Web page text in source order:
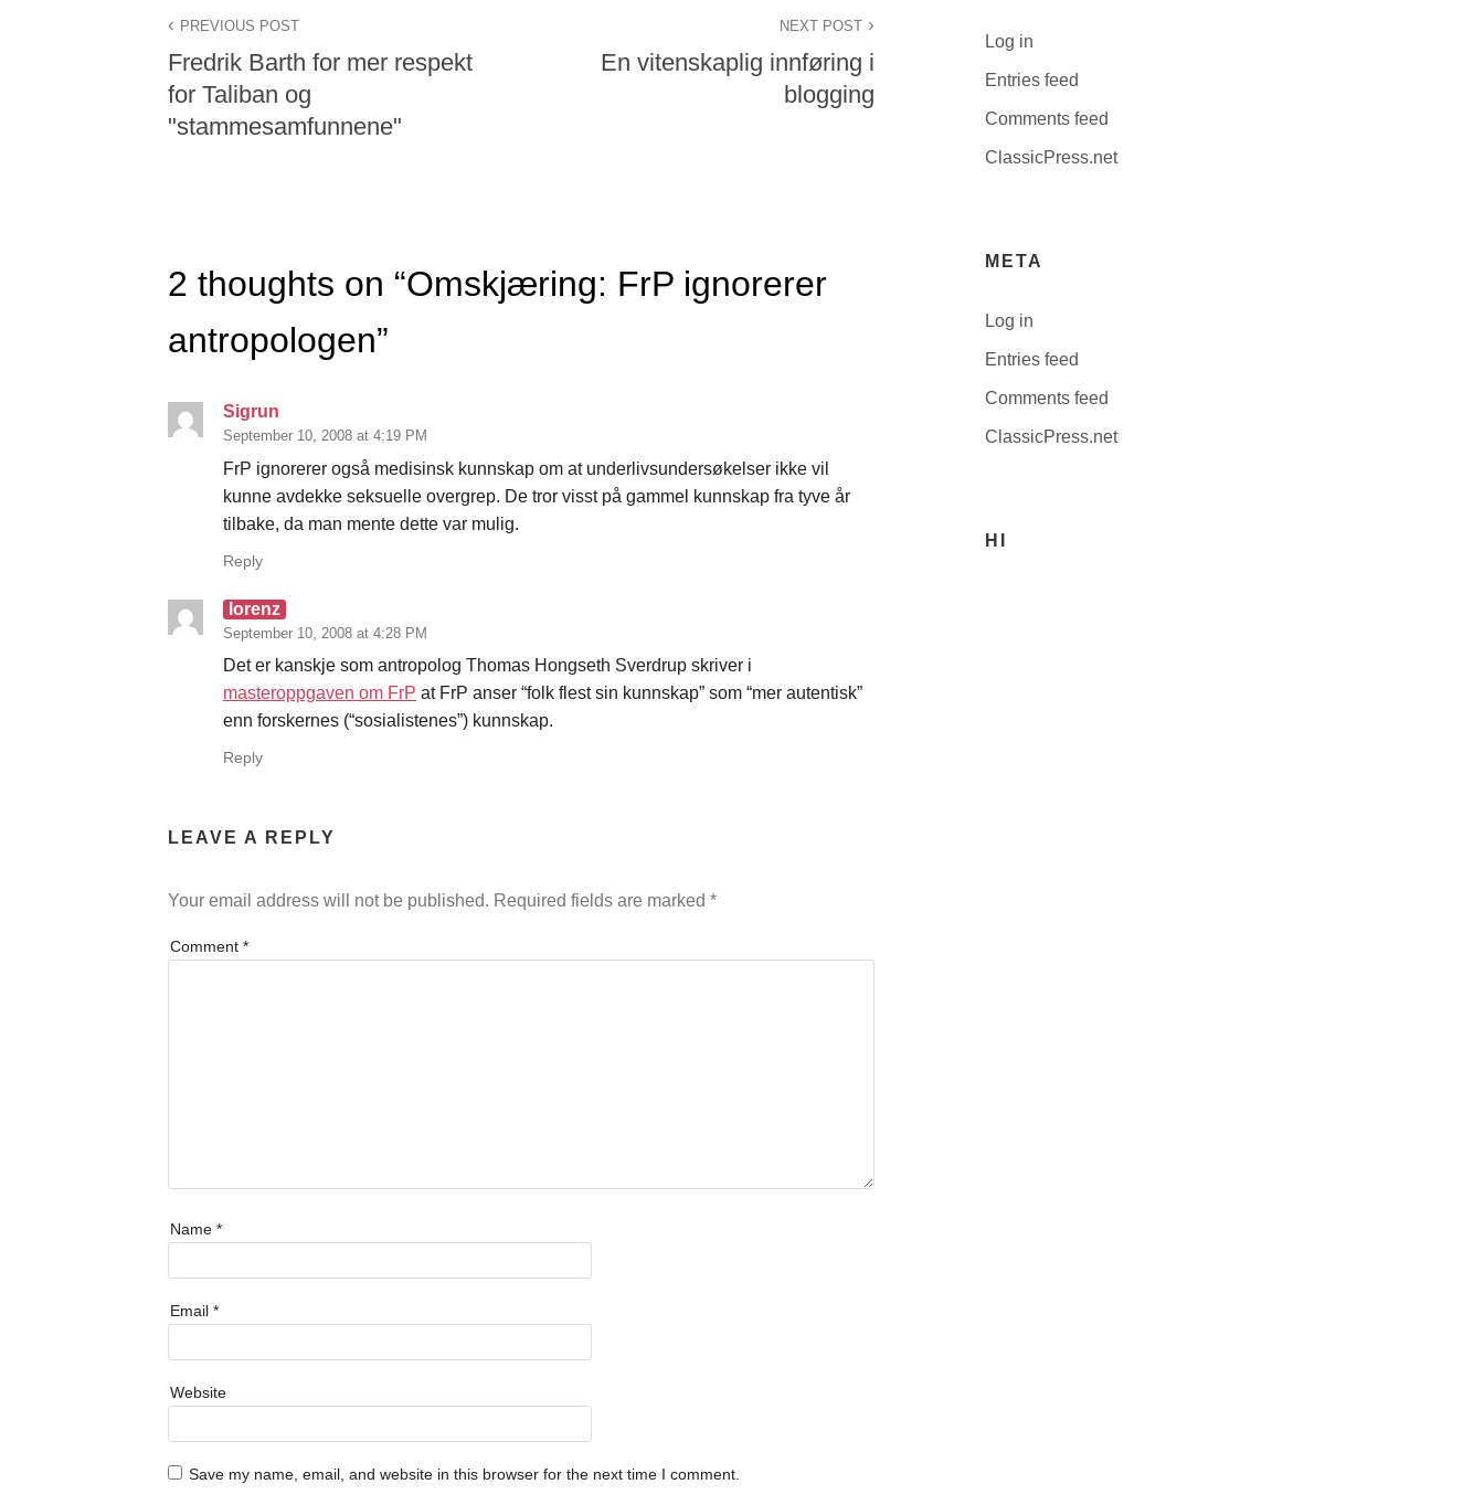
PREVIOUS POST
Fredrik Barth for mer respekt
for Taliban og
"stammesamfunnene"
NEXT POST
En vitenskaplig innføring i
blogging
2 thoughts on “Omskjæring: FrP ignorerer
antropologen”
Sigrun
September 10, 2008 at 4:19 PM
FrP ignorerer også medisinsk kunnskap om at underlivsundersøkelser ikke vil
kunne avdekke seksuelle overgrep. De tror visst på gammel kunnskap fra tyve år
tilbake, da man mente dette var mulig.
Reply
lorenz
September 10, 2008 at 4:28 PM
Det er kanskje som antropolog Thomas Hongseth Sverdrup skriver i
masteroppgaven om FrP at FrP anser “folk flest sin kunnskap” som “mer autentisk”
enn forskernes (“sosialistenes”) kunnskap.
Reply
LEAVE A REPLY
Your email address will not be published. Required fields are marked *
Comment *
Name *
Email *
Website
Save my name, email, and website in this browser for the next time I comment.
Log in
Entries feed
Comments feed
ClassicPress.net
META
Log in
Entries feed
Comments feed
ClassicPress.net
HI